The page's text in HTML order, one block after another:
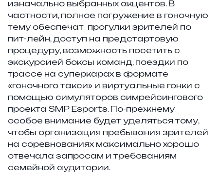
изначально выбранных акцентов. В
частности, полное погружение в гоночную
тему обеспечат прогулки зрителей по
пит-лейн, доступ на предстартовую
процедуру, возможность посетить с
экскурсией боксы команд, поездки по
трассе на суперкарах в формате
«гоночного такси» и виртуальные гонки с
помощью симуляторов симрейсингового
проекта SMP Esports. По-прежнему
особое внимание будет уделяться тому,
чтобы организация пребывания зрителей
на соревнованиях максимально хорошо
отвечала запросам и требованиям
семейной аудитории.